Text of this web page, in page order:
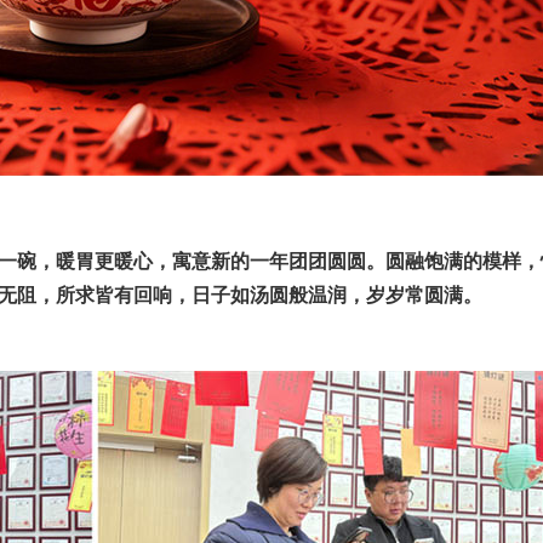
碗，暖胃更暖心，寓意新的一年团团圆圆。圆融饱满的模样
，所求皆有回响，日子如汤圆般温润，岁岁常圆满。